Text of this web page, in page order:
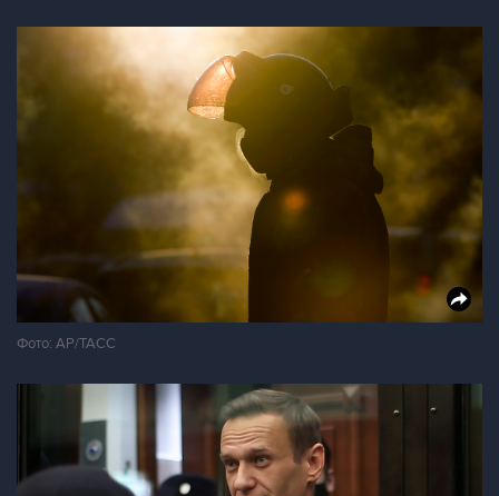
Фото: AP/ТАСС